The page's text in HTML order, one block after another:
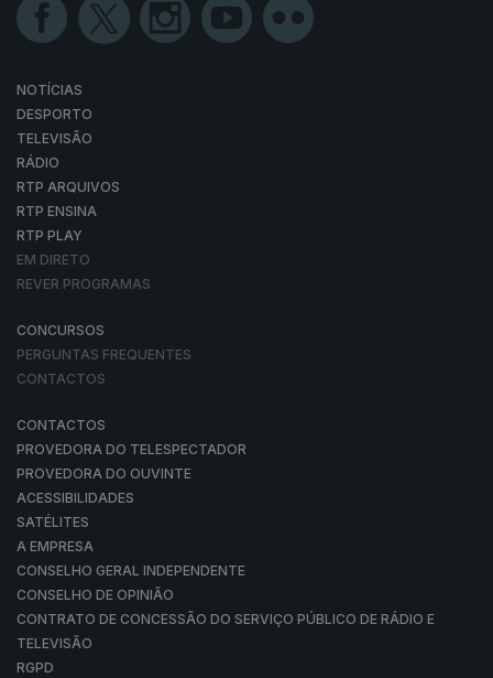
NOTÍCIAS
DESPORTO
TELEVISÃO
RÁDIO
RTP ARQUIVOS
RTP ENSINA
RTP PLAY
EM DIRETO
REVER PROGRAMAS
CONCURSOS
PERGUNTAS FREQUENTES
CONTACTOS
CONTACTOS
PROVEDORA DO TELESPECTADOR
PROVEDORA DO OUVINTE
ACESSIBILIDADES
SATÉLITES
A EMPRESA
CONSELHO GERAL INDEPENDENTE
CONSELHO DE OPINIÃO
CONTRATO DE CONCESSÃO DO SERVIÇO PÚBLICO DE RÁDIO E
TELEVISÃO
RGPD